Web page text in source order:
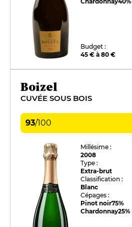
Budget :
45 € à 80 €
Boizel
CUVÉE SOUS BOIS
93/100
Millésime :
2008
Type :
Extra-brut
Classification :
Blanc
Cépages :
Pinot noir75%
Chardonnay25%